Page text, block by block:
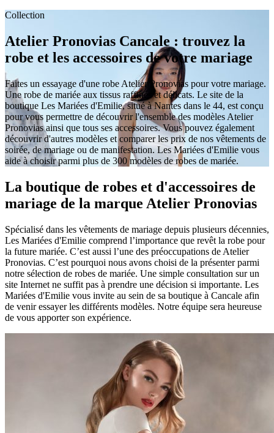
Collection
Atelier Pronovias Cancale : trouvez la
robe et les accessoires de votre mariage
Faites un essayage d'une robe Atelier Pronovias pour votre mariage.
Une robe de mariée aux tissus raffinés et délicats. Le site de la
boutique Les Mariées d'Emilie, situé à Nantes dans le 44, est conçu
pour vous permettre de découvrir l'ensemble des modèles Atelier
Pronovias ainsi que tous ses accessoires. Vous pouvez également
découvrir d'autres modèles et comparer les prix de nos vêtements de
soirée, de mariage ou de manifestation. Les Mariées d'Emilie vous
aide à choisir parmi plus de 300 modèles de robes de mariée.
La boutique de robes et d'accessoires de
mariage de la marque Atelier Pronovias
Spécialisé dans les vêtements de mariage depuis plusieurs décennies,
Les Mariées d'Emilie comprend l’importance que revêt la robe pour
la future mariée. C’est aussi l’une des préoccupations de Atelier
Pronovias. C’est pourquoi nous avons choisi de la présenter parmi
notre sélection de robes de mariée. Une simple consultation sur un
site Internet ne suffit pas à prendre une décision si importante. Les
Mariées d'Emilie vous invite au sein de sa boutique à Cancale afin
de venir essayer les différents modèles. Notre équipe sera heureuse
de vous apporter son expérience.